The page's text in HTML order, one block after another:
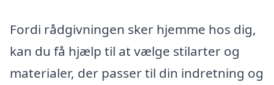
Fordi rådgivningen sker hjemme hos dig,
kan du få hjælp til at vælge stilarter og
materialer, der passer til din indretning og